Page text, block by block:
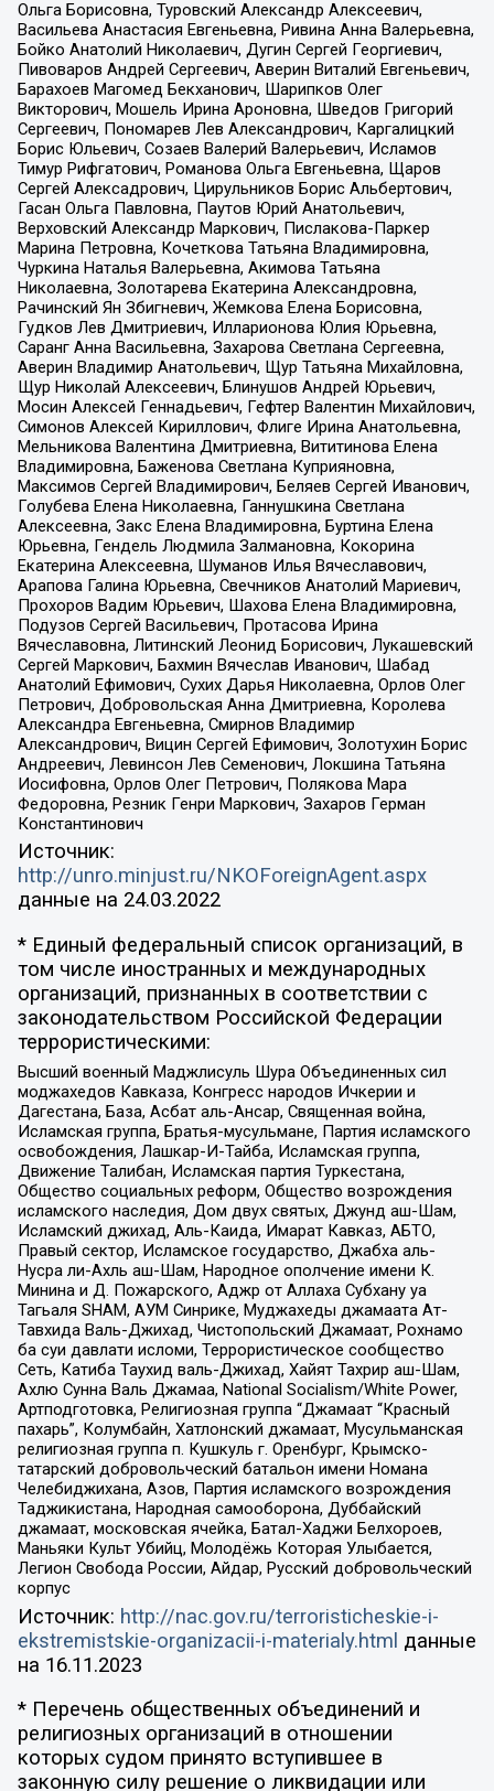
Ольга Борисовна, Туровский Александр Алексеевич,
Васильева Анастасия Евгеньевна, Ривина Анна Валерьевна,
Бойко Анатолий Николаевич, Дугин Сергей Георгиевич,
Пивоваров Андрей Сергеевич, Аверин Виталий Евгеньевич,
Барахоев Магомед Бекханович, Шарипков Олег
Викторович, Мошель Ирина Ароновна, Шведов Григорий
Сергеевич, Пономарев Лев Александрович, Каргалицкий
Борис Юльевич, Созаев Валерий Валерьевич, Исламов
Тимур Рифгатович, Романова Ольга Евгеньевна, Щаров
Сергей Алексадрович, Цирульников Борис Альбертович,
Гасан Ольга Павловна, Паутов Юрий Анатольевич,
Верховский Александр Маркович, Пислакова-Паркер
Марина Петровна, Кочеткова Татьяна Владимировна,
Чуркина Наталья Валерьевна, Акимова Татьяна
Николаевна, Золотарева Екатерина Александровна,
Рачинский Ян Збигневич, Жемкова Елена Борисовна,
Гудков Лев Дмитриевич, Илларионова Юлия Юрьевна,
Саранг Анна Васильевна, Захарова Светлана Сергеевна,
Аверин Владимир Анатольевич, Щур Татьяна Михайловна,
Щур Николай Алексеевич, Блинушов Андрей Юрьевич,
Мосин Алексей Геннадьевич, Гефтер Валентин Михайлович,
Симонов Алексей Кириллович, Флиге Ирина Анатольевна,
Мельникова Валентина Дмитриевна, Вититинова Елена
Владимировна, Баженова Светлана Куприяновна,
Максимов Сергей Владимирович, Беляев Сергей Иванович,
Голубева Елена Николаевна, Ганнушкина Светлана
Алексеевна, Закс Елена Владимировна, Буртина Елена
Юрьевна, Гендель Людмила Залмановна, Кокорина
Екатерина Алексеевна, Шуманов Илья Вячеславович,
Арапова Галина Юрьевна, Свечников Анатолий Мариевич,
Прохоров Вадим Юрьевич, Шахова Елена Владимировна,
Подузов Сергей Васильевич, Протасова Ирина
Вячеславовна, Литинский Леонид Борисович, Лукашевский
Сергей Маркович, Бахмин Вячеслав Иванович, Шабад
Анатолий Ефимович, Сухих Дарья Николаевна, Орлов Олег
Петрович, Добровольская Анна Дмитриевна, Королева
Александра Евгеньевна, Смирнов Владимир
Александрович, Вицин Сергей Ефимович, Золотухин Борис
Андреевич, Левинсон Лев Семенович, Локшина Татьяна
Иосифовна, Орлов Олег Петрович, Полякова Мара
Федоровна, Резник Генри Маркович, Захаров Герман
Константинович
Источник:
http://unro.minjust.ru/NKOForeignAgent.aspx
данные на 24.03.2022
* Единый федеральный список организаций, в
том числе иностранных и международных
организаций, признанных в соответствии с
законодательством Российской Федерации
террористическими:
Высший военный Маджлисуль Шура Объединенных сил
моджахедов Кавказа, Конгресс народов Ичкерии и
Дагестана, База, Асбат аль-Ансар, Священная война,
Исламская группа, Братья-мусульмане, Партия исламского
освобождения, Лашкар-И-Тайба, Исламская группа,
Движение Талибан, Исламская партия Туркестана,
Общество социальных реформ, Общество возрождения
исламского наследия, Дом двух святых, Джунд аш-Шам,
Исламский джихад, Аль-Каида, Имарат Кавказ, АБТО,
Правый сектор, Исламское государство, Джабха аль-
Нусра ли-Ахль аш-Шам, Народное ополчение имени К.
Минина и Д. Пожарского, Аджр от Аллаха Субхану уа
Тагьаля SHAM, АУМ Синрике, Муджахеды джамаата Ат-
Тавхида Валь-Джихад, Чистопольский Джамаат, Рохнамо
ба суи давлати исломи, Террористическое сообщество
Сеть, Катиба Таухид валь-Джихад, Хайят Тахрир аш-Шам,
Ахлю Сунна Валь Джамаа, National Socialism/White Power,
Артподготовка, Религиозная группа “Джамаат “Красный
пахарь”, Колумбайн, Хатлонский джамаат, Мусульманская
религиозная группа п. Кушкуль г. Оренбург, Крымско-
татарский добровольческий батальон имени Номана
Челебиджихана, Азов, Партия исламского возрождения
Таджикистана, Народная самооборона, Дуббайский
джамаат, московская ячейка, Батал-Хаджи Белхороев,
Маньяки Культ Убийц, Молодёжь Которая Улыбается,
Легион Свобода России, Айдар, Русский добровольческий
корпус
Источник: http://nac.gov.ru/terroristicheskie-i-
ekstremistskie-organizacii-i-materialy.html данные
на 16.11.2023
* Перечень общественных объединений и
религиозных организаций в отношении
которых судом принято вступившее в
законную силу решение о ликвидации или